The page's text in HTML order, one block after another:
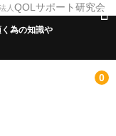
人 QOLサポート研究会
為の知識や
0